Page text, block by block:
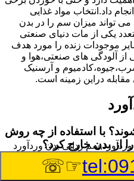
داد.انتخاب مواد غذایی
تواند میزان سم را در بدن
یکی از مات دنیای صنعتی
موجودات زنده را مورد هدف
آلودگی های صنعتی،هوا و
و آرسنیک
مقابله دراین زمینه است.
با استفاده از چه روش
از بدن خارج کرد؟
گروه عمده تقسیم می
زدایی بدن وردآورد
☞☏